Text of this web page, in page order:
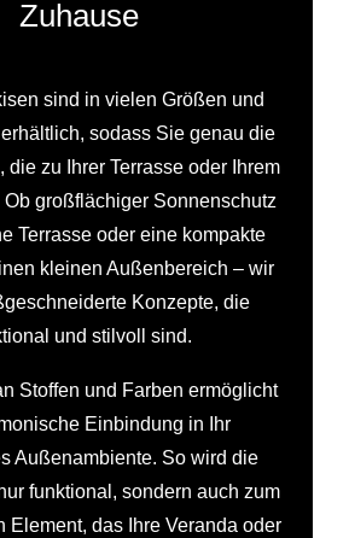
Zuhause
sind in vielen Größen und
sodass Sie genau die
die zu Ihrer Terrasse oder Ihrem
Ob großflächiger Sonnenschutz
Terrasse oder eine kompakte
kleinen Außenbereich – wir
Konzepte, die
und stilvoll sind.
Stoffen und Farben ermöglicht
Einbindung in Ihr
Außenambiente. So wird die
funktional, sondern auch zum
Element, das Ihre Veranda oder